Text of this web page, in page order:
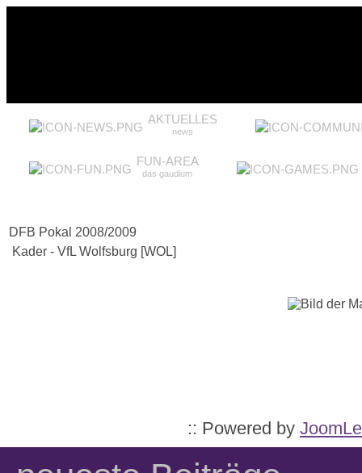
AKTUELLES
news
FUN-AREA
das gaudium
DFB Pokal 2008/2009
Kader - VfL Wolfsburg [WOL]
:: Powered by